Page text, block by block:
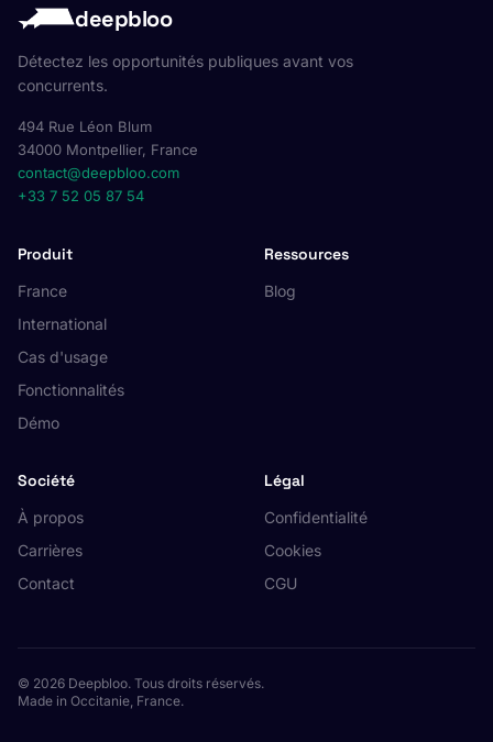
deepbloo
Détectez les opportunités publiques avant vos
concurrents.
494 Rue Léon Blum
34000 Montpellier, France
contact@deepbloo.com
+33 7 52 05 87 54
Produit
France
International
Cas d'usage
Fonctionnalités
Démo
Ressources
Blog
Société
À propos
Carrières
Contact
Légal
Confidentialité
Cookies
CGU
© 2026 Deepbloo. Tous droits réservés.
Made in Occitanie, France.